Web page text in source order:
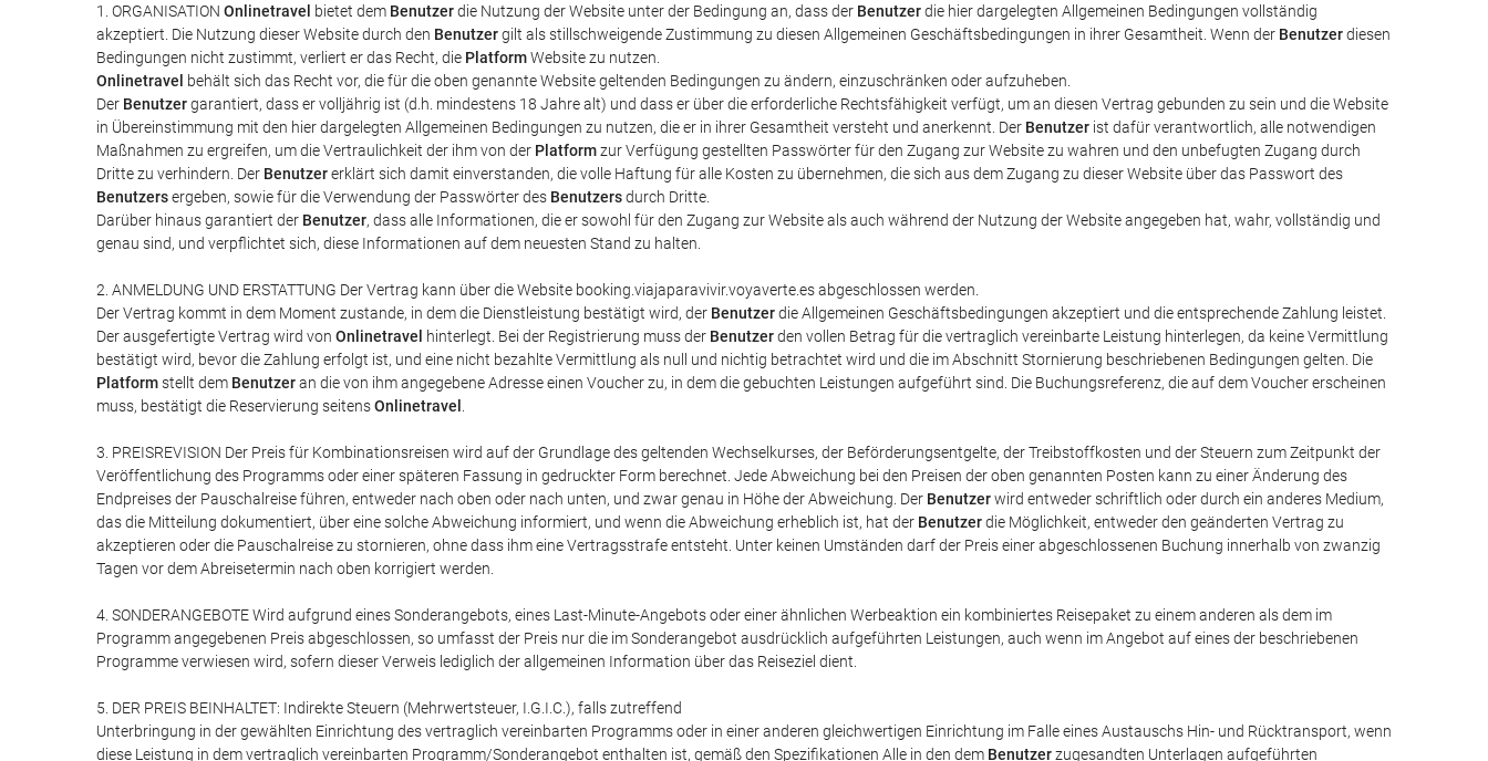
1. ORGANISATION Onlinetravel bietet dem Benutzerdie Nutzung der Website unter der Bedingung an, dass der Benutzerdie hier dargelegten Allgemeinen Bedingungen vollständig
akzeptiert. Die Nutzung dieser Website durch den Benutzergilt als stillschweigende Zustimmung zu diesen Allgemeinen Geschäftsbedingungen in ihrer Gesamtheit. Wenn der Benutzerdiesen
Bedingungen nicht zustimmt, verliert er das Recht, die PlatformWebsite zu nutzen.
Onlinetravel behält sich das Recht vor, die für die oben genannte Website geltenden Bedingungen zu ändern, einzuschränken oder aufzuheben.
Der Benutzergarantiert, dass er volljährig ist (d.h. mindestens 18 Jahre alt) und dass er über die erforderliche Rechtsfähigkeit verfügt, um an diesen Vertrag gebunden zu sein und die Website
in Übereinstimmung mit den hier dargelegten Allgemeinen Bedingungen zu nutzen, die er in ihrer Gesamtheit versteht und anerkennt. Der Benutzer ist dafür verantwortlich, alle notwendigen
Maßnahmen zu ergreifen, um die Vertraulichkeit der ihm von der Platformzur Verfügung gestellten Passwörter für den Zugang zur Website zu wahren und den unbefugten Zugang durch
Dritte zu verhindern. Der Benutzererklärt sich damit einverstanden, die volle Haftung für alle Kosten zu übernehmen, die sich aus dem Zugang zu dieser Website über das Passwort des
Benutzersergeben, sowie für die Verwendung der Passwörter des Benutzersdurch Dritte.
Darüber hinaus garantiert der Benutzer, dass alle Informationen, die er sowohl für den Zugang zur Website als auch während der Nutzung der Website angegeben hat, wahr, vollständig und
genau sind, und verpflichtet sich, diese Informationen auf dem neuesten Stand zu halten.
2. ANMELDUNG UND ERSTATTUNG Der Vertrag kann über die Website booking.viajaparavivir.voyaverte.es abgeschlossen werden.
Der Vertrag kommt in dem Moment zustande, in dem die Dienstleistung bestätigt wird, der Benutzerdie Allgemeinen Geschäftsbedingungen akzeptiert und die entsprechende Zahlung leistet.
Der ausgefertigte Vertrag wird von Onlinetravel hinterlegt. Bei der Registrierung muss der Benutzerden vollen Betrag für die vertraglich vereinbarte Leistung hinterlegen, da keine Vermittlung
bestätigt wird, bevor die Zahlung erfolgt ist, und eine nicht bezahlte Vermittlung als null und nichtig betrachtet wird und die im Abschnitt Stornierung beschriebenen Bedingungen gelten. Die
Platformstellt dem Benutzeran die von ihm angegebene Adresse einen Voucher zu, in dem die gebuchten Leistungen aufgeführt sind. Die Buchungsreferenz, die auf dem Voucher erscheinen
muss, bestätigt die Reservierung seitensOnlinetravel
3. PREISREVISION Der Preis für Kombinationsreisen wird auf der Grundlage des geltenden Wechselkurses, der Beförderungsentgelte, der Treibstoffkosten und der Steuern zum Zeitpunkt der
Veröffentlichung des Programms oder einer späteren Fassung in gedruckter Form berechnet. Jede Abweichung bei den Preisen der oben genannten Posten kann zu einer Änderung des
Endpreises der Pauschalreise führen, entweder nach oben oder nach unten, und zwar genau in Höhe der Abweichung. Der Benutzerwird entweder schriftlich oder durch ein anderes Medium,
das die Mitteilung dokumentiert, über eine solche Abweichung informiert, und wenn die Abweichung erheblich ist, hat der Benutzerdie Möglichkeit, entweder den geänderten Vertrag zu
akzeptieren oder die Pauschalreise zu stornieren, ohne dass ihm eine Vertragsstrafe entsteht. Unter keinen Umständen darf der Preis einer abgeschlossenen Buchung innerhalb von zwanzig
Tagen vor dem Abreisetermin nach oben korrigiert werden.
4. SONDERANGEBOTE Wird aufgrund eines Sonderangebots, eines Last-Minute-Angebots oder einer ähnlichen Werbeaktion ein kombiniertes Reisepaket zu einem anderen als dem im
Programm angegebenen Preis abgeschlossen, so umfasst der Preis nur die im Sonderangebot ausdrücklich aufgeführten Leistungen, auch wenn im Angebot auf eines der beschriebenen
Programme verwiesen wird, sofern dieser Verweis lediglich der allgemeinen Information über das Reiseziel dient.
5. DER PREIS BEINHALTET: Indirekte Steuern (Mehrwertsteuer, I.G.I.C.), falls zutreffend
Unterbringung in der gewählten Einrichtung des vertraglich vereinbarten Programms oder in einer anderen gleichwertigen Einrichtung im Falle eines Austauschs Hin- und Rücktransport, wenn
diese Leistung in dem vertraglich vereinbarten Programm/Sonderangebot enthalten ist, gemäß den Spezifikationen Alle in den dem Benutzerzugesandten Unterlagen aufgeführten